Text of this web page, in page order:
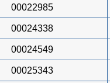
00022985
00024338
00024549
00025343